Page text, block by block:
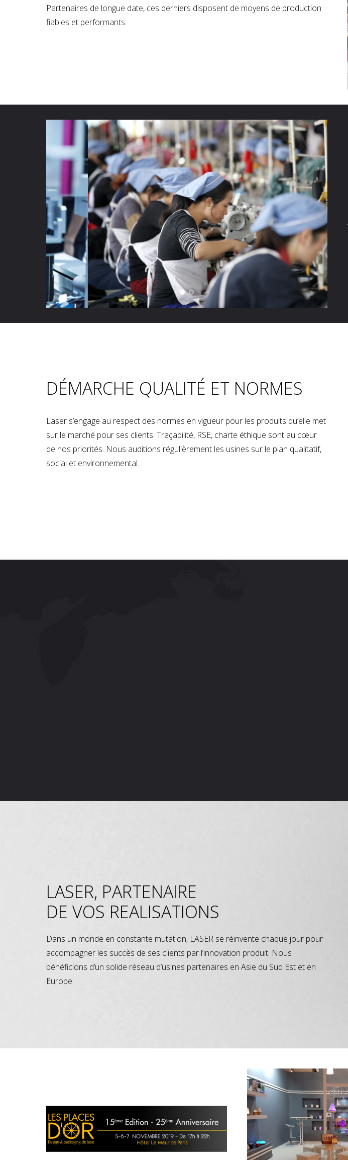
Partenaires de longue date, ces derniers disposent de moyens de production
fiables et performants.
DÉMARCHE QUALITÉ ET NORMES
Laser s’engage au respect des normes en vigueur pour les produits qu’elle met
sur le marché pour ses clients. Traçabilité, RSE, charte éthique sont au cœur
de nos priorités. Nous auditions régulièrement les usines sur le plan qualitatif,
social et environnemental.
LASER, PARTENAIRE
DE VOS REALISATIONS
Dans un monde en constante mutation, LASER se réinvente chaque jour pour
accompagner les succès de ses clients par l’innovation produit. Nous
bénéficions d’un solide réseau d’usines partenaires en Asie du Sud Est et en
Europe.